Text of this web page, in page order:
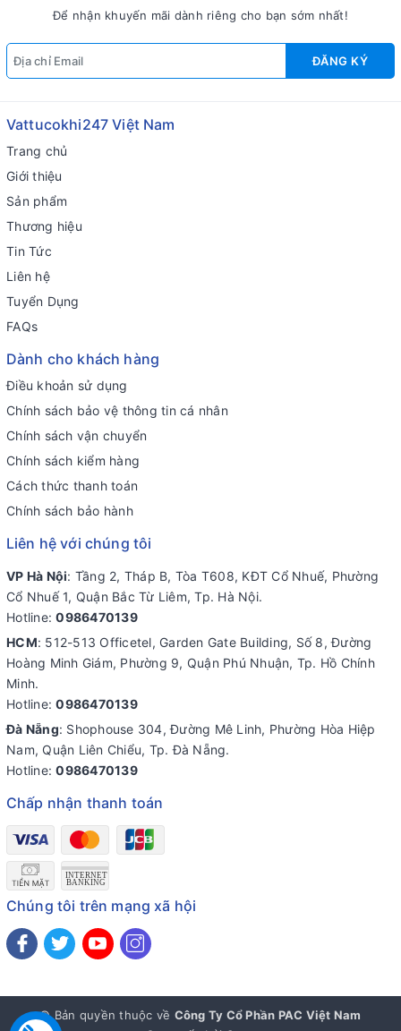
Để nhận khuyến mãi dành riêng cho bạn sớm nhất!
ĐĂNG KÝ
Vattucokhi247 Việt Nam
Trang chủ
Giới thiệu
Sản phẩm
Thương hiệu
Tin Tức
Liên hệ
Tuyển Dụng
FAQs
Dành cho khách hàng
Điều khoản sử dụng
Chính sách bảo vệ thông tin cá nhân
Chính sách vận chuyển
Chính sách kiểm hàng
Cách thức thanh toán
Chính sách bảo hành
Liên hệ với chúng tôi
VP Hà Nội: Tầng 2, Tháp B, Tòa T608, KĐT Cổ Nhuế, Phường
Cổ Nhuế 1, Quận Bắc Từ Liêm, Tp. Hà Nội.
Hotline:0986470139
HCM: 512-513 Officetel, Garden Gate Building, Số 8, Đường
Hoàng Minh Giám, Phường 9, Quận Phú Nhuận, Tp. Hồ Chính
Minh.
Hotline:0986470139
Đà Nẵng: Shophouse 304, Đường Mê Linh, Phường Hòa Hiệp
Nam, Quận Liên Chiểu, Tp. Đà Nẵng.
Hotline:0986470139
Chấp nhận thanh toán
Chúng tôi trên mạng xã hội
© Bản quyền thuộc về Công Ty Cổ Phần PAC Việt Nam